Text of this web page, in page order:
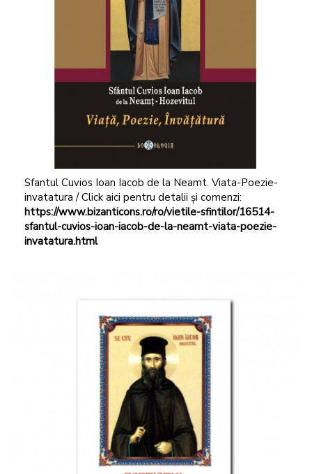
Sfantul Cuvios Ioan Iacob de la Neamt. Viata-Poezie-
invatatura / Click aici pentru detalii și comenzi:
https://www.bizanticons.ro/ro/vietile-sfintilor/16514-
sfantul-cuvios-ioan-iacob-de-la-neamt-viata-poezie-
invatatura.html